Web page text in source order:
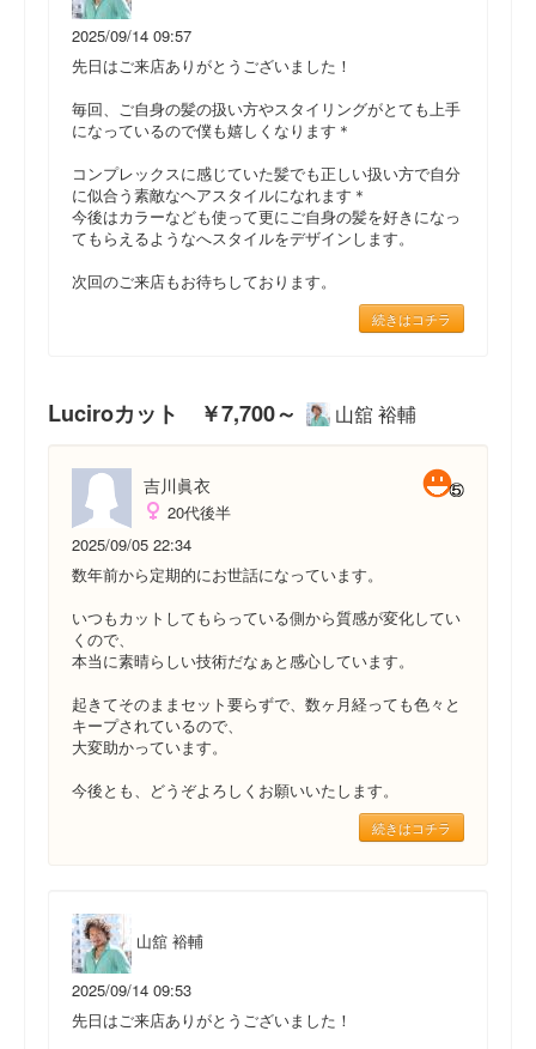
2025/09/14 09:57
先日はご来店ありがとうございました！
毎回、ご自身の髪の扱い方やスタイリングがとても上手
になっているので僕も嬉しくなります＊
コンプレックスに感じていた髪でも正しい扱い方で自分
に似合う素敵なヘアスタイルになれます＊
今後はカラーなども使って更にご自身の髪を好きになっ
てもらえるようなへスタイルをデザインします。
次回のご来店もお待ちしております。
続きはコチラ
Luciroカット ￥7,700～ 山舘 裕輔
吉川眞衣
20代後半
2025/09/05 22:34
数年前から定期的にお世話になっています。
いつもカットしてもらっている側から質感が変化してい
くので、
本当に素晴らしい技術だなぁと感心しています。
起きてそのままセット要らずで、数ヶ月経っても色々と
キープされているので、
大変助かっています。
今後とも、どうぞよろしくお願いいたします。
続きはコチラ
山舘 裕輔
2025/09/14 09:53
先日はご来店ありがとうございました！